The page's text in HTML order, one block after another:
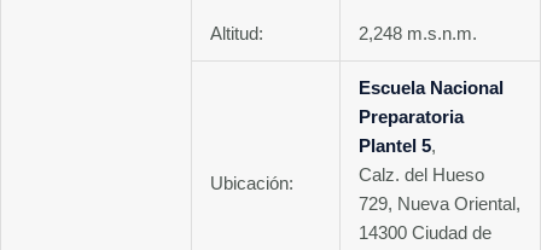
Altitud: 2,248 m.s.n.m.
Ubicación:
Escuela Nacional
Preparatoria
Plantel 5,
Calz. del Hueso
729, Nueva Oriental,
14300 Ciudad de